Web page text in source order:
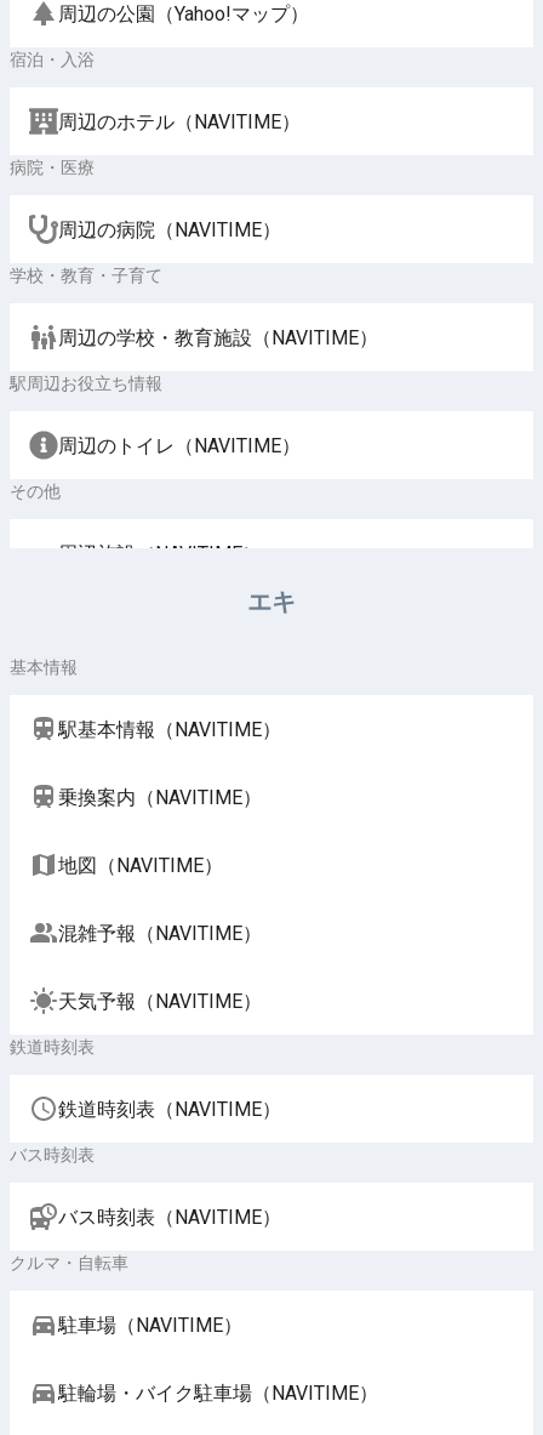
周辺の公園（Yahoo!マップ）
宿泊・入浴
周辺のホテル（NAVITIME）
病院・医療
周辺の病院（NAVITIME）
学校・教育・子育て
周辺の学校・教育施設（NAVITIME）
駅周辺お役立ち情報
周辺のトイレ（NAVITIME）
その他
周辺施設（NAVITIME）
エキ
基本情報
駅基本情報（NAVITIME）
乗換案内（NAVITIME）
地図（NAVITIME）
混雑予報（NAVITIME）
天気予報（NAVITIME）
鉄道時刻表
鉄道時刻表（NAVITIME）
バス時刻表
バス時刻表（NAVITIME）
クルマ・自転車
駐車場（NAVITIME）
駐輪場・バイク駐車場（NAVITIME）